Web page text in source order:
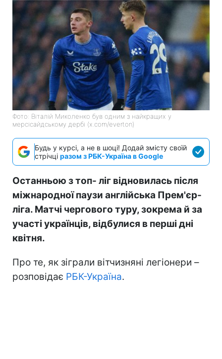
Фото: Віталій Миколенко був одним з найкращих у
мерсісайдському дербі (x.com/everton)
Будь у курсі, а не в шоці! Додай змісту своїй
стрічці разом з РБК-Україна в Google
Останньою з топ- ліг відновилась після
міжнародної паузи англійська Прем'єр-
ліга. Матчі чергового туру, зокрема й за
участі українців, відбулися в перші дні
квітня.
Про те, як зіграли вітчизняні легіонери –
розповідає РБК-Україна.